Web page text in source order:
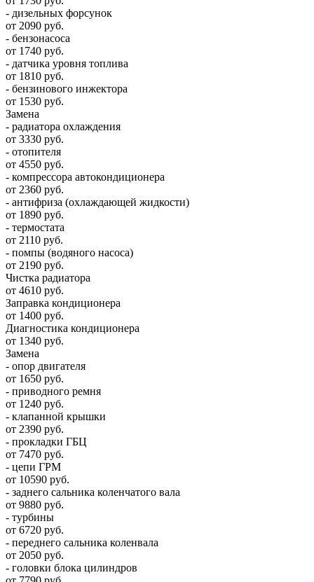
- дизельных форсунок
от 2090 руб.
- бензонасоса
от 1740 руб.
- датчика уровня топлива
от 1810 руб.
- бензинового инжектора
от 1530 руб.
Замена
- радиатора охлаждения
от 3330 руб.
- отопителя
от 4550 руб.
- компрессора автокондиционера
от 2360 руб.
- антифриза (охлаждающей жидкости)
от 1890 руб.
- термостата
от 2110 руб.
- помпы (водяного насоса)
от 2190 руб.
Чистка радиатора
от 4610 руб.
Заправка кондиционера
от 1400 руб.
Диагностика кондиционера
от 1340 руб.
Замена
- опор двигателя
от 1650 руб.
- приводного ремня
от 1240 руб.
- клапанной крышки
от 2390 руб.
- прокладки ГБЦ
от 7470 руб.
- цепи ГРМ
от 10590 руб.
- заднего сальника коленчатого вала
от 9880 руб.
- турбины
от 6720 руб.
- переднего сальника коленвала
от 2050 руб.
- головки блока цилиндров